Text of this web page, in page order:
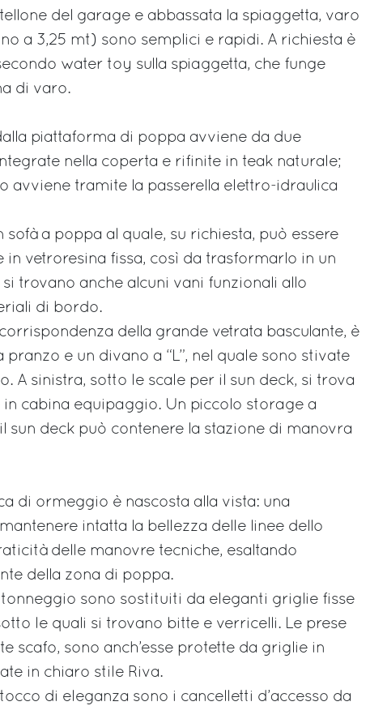
del garage e abbassata la spiaggetta, varo
a 3,25 mt) sono semplici e rapidi. A richiesta è
water toy sulla spiaggetta, che funge
di varo.
piattaforma di poppa avviene da due
nella coperta e rifinite in teak naturale;
avviene tramite la passerella elettro-idraulica
sofà a poppa al quale, su richiesta, può essere
in vetroresina fissa, così da trasformarlo in un
trovano anche alcuni vani funzionali allo
di bordo.
della grande vetrata basculante, è
e un divano a “L”, nel quale sono stivate
A sinistra, sotto le scale per il sun deck, si trova
in cabina equipaggio. Un piccolo storage a
sun deck può contenere la stazione di manovra
di ormeggio è nascosta alla vista: una
intatta la bellezza delle linee dello
delle manovre tecniche, esaltando
della zona di poppa.
sono sostituiti da eleganti griglie fisse
le quali si trovano bitte e verricelli. Le prese
scafo, sono anch’esse protette da griglie in
in chiaro stile Riva.
di eleganza sono i cancelletti d’accesso da